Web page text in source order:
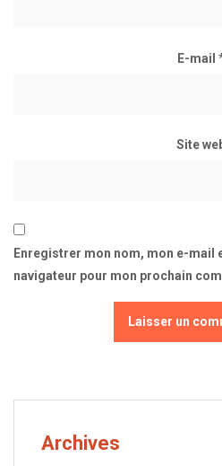
E-mail
Site
Enregistrer mon nom, mon e-mail
navigateur pour mon prochain
Archives